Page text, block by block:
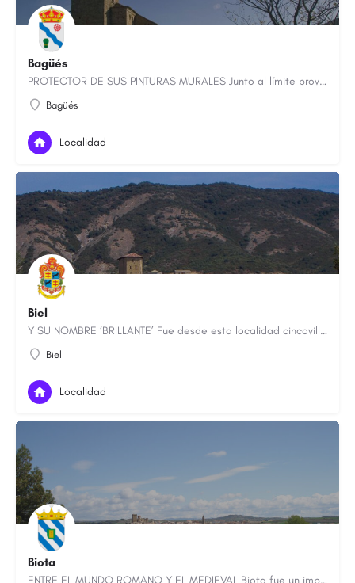
Bagüés
PROTECTOR DE SUS PINTURAS MURALES Junto al límite provincial de Huesca se sitúa Bagüés, a 160 kilómetros de…
Bagüés
Localidad
Biel
Y SU NOMBRE ‘BRILLANTE’ Fue desde esta localidad cincovillesa de la que partió Alfonso I el Batallador para…
Biel
Localidad
Biota
ENTRE EL MUNDO ROMANO Y EL MEDIEVAL Biota fue un importante enclave estratégico durante los siglos X y XI,…